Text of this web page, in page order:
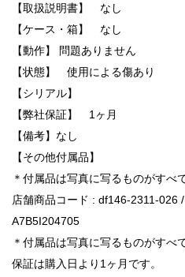
【取扱説明書】 なし
【ケース・箱】 なし
【動作】 問題ありません
【状態】 使用による傷あり
【シリアル】
【弊社保証】 1ヶ月
【備考】なし
【その他付属品】
＊付属品は写真に写るものがすべ
店舗商品コード : df146-2311-026
A7B5I204705
＊付属品は写真に写るものがすべ
保証は購入日より1ヶ月です。